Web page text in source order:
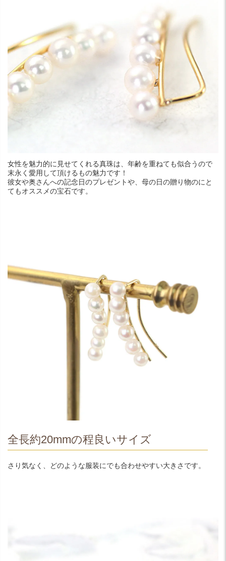
女性を魅力的に見せてくれる真珠は、年齢を重ねても似合うので
末永く愛用して頂けるもの魅力です！
彼女や奥さんへの記念日のプレゼントや、母の日の贈り物のにと
てもオススメの宝石です。
全長約20mmの程良いサイズ
さり気なく、どのような服装にでも合わせやすい大きさです。